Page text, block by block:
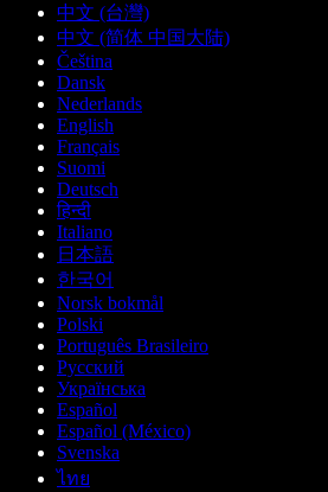
中文 (台灣)
中文 (简体 中国大陆)
Čeština
Dansk
Nederlands
English
Français
Suomi
Deutsch
हिन्दी
Italiano
日本語
한국어
Norsk bokmål
Polski
Português Brasileiro
Русский
Українська
Español
Español (México)
Svenska
ไทย